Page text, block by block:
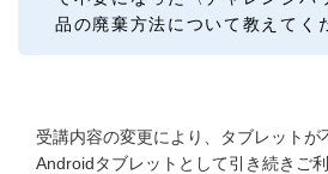
お問い合わせ窓口
品の廃棄方法について教えてく
受講内容の変更により、タブレットが
Androidタブレットとして引き続きご